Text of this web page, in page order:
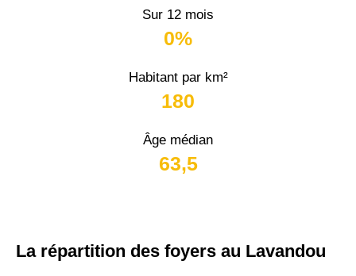
Sur 12 mois
0%
Habitant par km²
180
Âge médian
63,5
La répartition des foyers au Lavandou